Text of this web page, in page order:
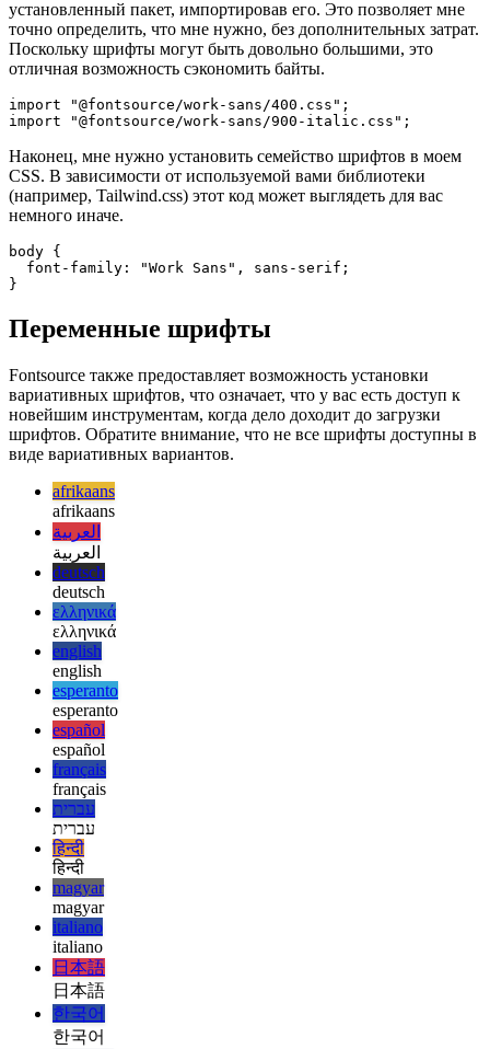
Затем в точке входа моего приложения я должен использовать
установленный пакет, импортировав его. Это позволяет мне
точно определить, что мне нужно, без дополнительных затрат.
Поскольку шрифты могут быть довольно большими, это
import "@fontsource/work-sans/400.css";
Наконец, мне нужно установить семейство шрифтов в моем
CSS. В зависимости от используемой вами библиотеки
(например, Tailwind.css) этот код может выглядеть для вас
немного иначе.
body {
  font-family: "Work Sans", sans-serif;
Переменные шрифты
Fontsource также предоставляет возможность установки
вариативных шрифтов, что означает, что у вас есть доступ к
новейшим инструментам, когда дело доходит до загрузки
шрифтов. Обратите внимание, что не все шрифты доступны в
виде вариативных вариантов.
afrikaans
afrikaans
العربية
العربية
deutsch
deutsch
ελληνικά
ελληνικά
english
english
esperanto
esperanto
español
español
français
français
עברית
עברית
हिन्दी
हिन्दी
magyar
magyar
italiano
italiano
日本語